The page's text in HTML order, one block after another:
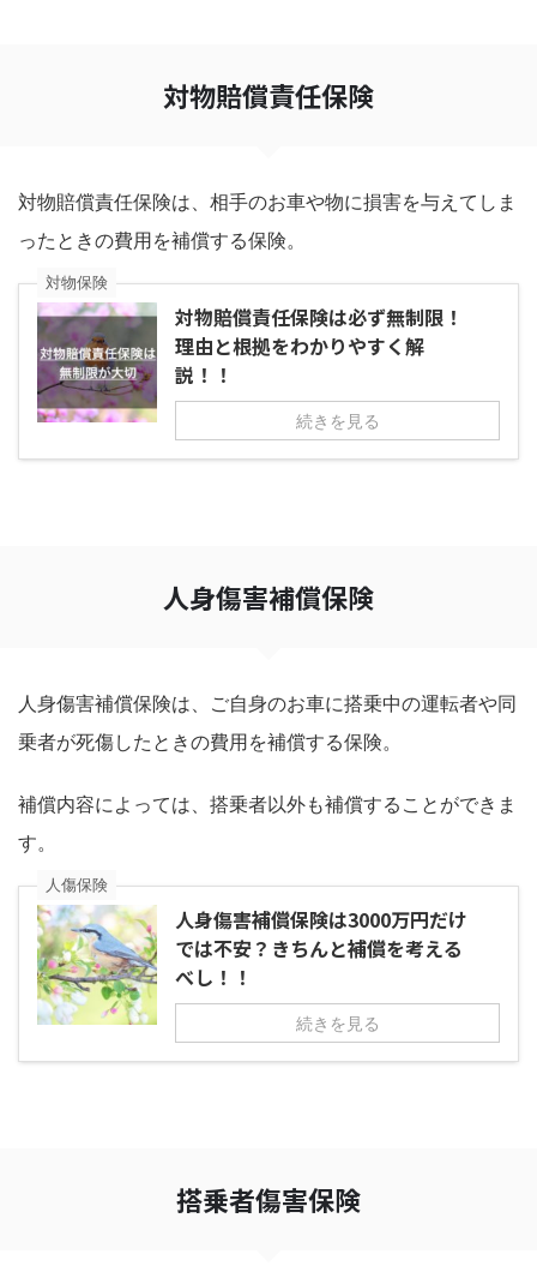
対物賠償責任保険
対物賠償責任保険は、相手のお車や物に損害を与えてしま
ったときの費用を補償する保険。
対物保険
対物賠償責任保険は必ず無制限！
理由と根拠をわかりやすく解
説！！
続きを見る
人身傷害補償保険
人身傷害補償保険は、ご自身のお車に搭乗中の運転者や同
乗者が死傷したときの費用を補償する保険。
補償内容によっては、搭乗者以外も補償することができま
す。
人傷保険
人身傷害補償保険は3000万円だけ
では不安？きちんと補償を考える
べし！！
続きを見る
搭乗者傷害保険